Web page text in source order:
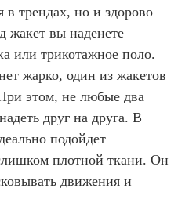
трендах, но и здорово
жакет вы наденете
или трикотажное поло.
жарко, один из жакетов
этом, не любые два
друг на друга. В
подойдет
плотной ткани. Он
движения и